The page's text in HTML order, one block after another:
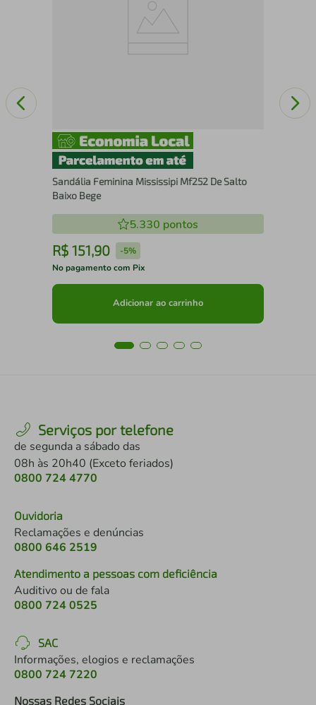
Sandália Feminina Mississipi Mf252 De Salto
Baixo Bege
5.330 pontos
R$ 151,90 -5%
No pagamento com Pix
Adicionar ao carrinho
Serviços por telefone
de segunda a sábado das
08h às 20h40 (Exceto feriados)
0800 724 4770
Ouvidoria
Reclamações e denúncias
0800 646 2519
Atendimento a pessoas com deficiência
Auditivo ou de fala
0800 724 0525
SAC
Informações, elogios e reclamações
0800 724 7220
Nossas Redes Sociais